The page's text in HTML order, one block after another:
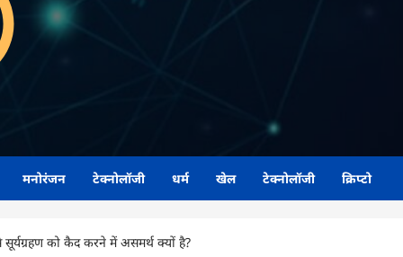
मनोरंजन टेक्नोलॉजी धर्म खेल टेक्नोलॉजी क्रिप्टो
को कैद करने में असमर्थ क्यों है?